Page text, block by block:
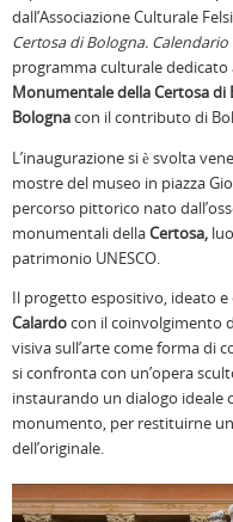
dall’Associazione Culturale
Certosa di Bologna. Calendario
programma culturale dedicato
Monumentale della Certosa di
Bolognacon il contributo di
L’inaugurazione si è svolta
mostre del museo in piazza
percorso pittorico nato
monumentali dellaCertosa,
patrimonio UNESCO.
Il progetto espositivo, ideato
Calardocon il coinvolgimento
visiva sull’arte come forma di
si confronta con un’opera
instaurando un dialogo ideale
monumento, per restituirne
dell’originale.